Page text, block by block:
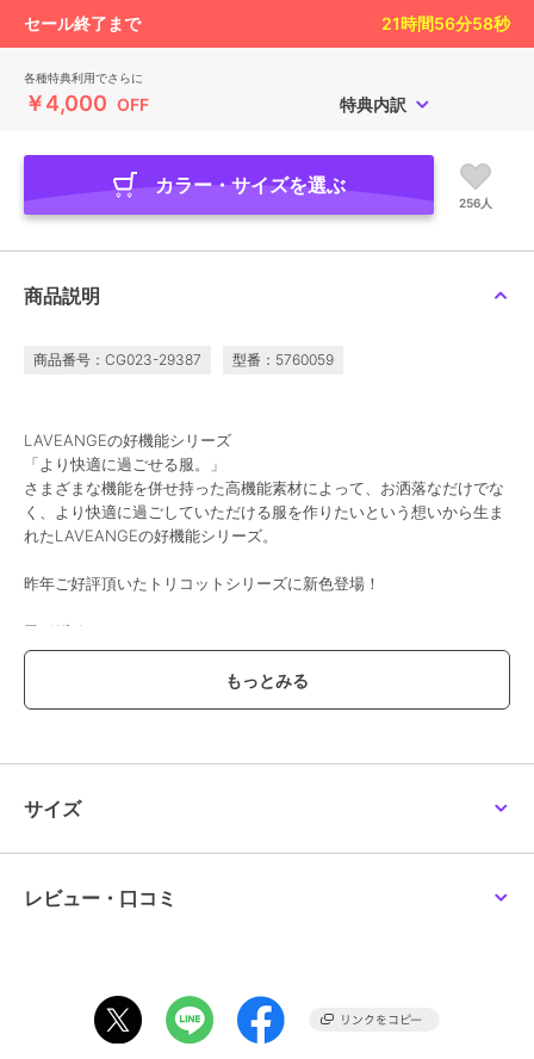
セール終了まで 21時間56分56秒
各種特典利用でさらに
￥4,000 OFF 特典内訳
カラー・サイズを選ぶ
256人
商品説明
商品番号：CG023-29387 型番：5760059
LAVEANGEの好機能シリーズ
「より快適に過ごせる服。」
さまざまな機能を併せ持った高機能素材によって、お洒落なだけでな
く、より快適に過ごしていただける服を作りたいという想いから生ま
れたLAVEANGEの好機能シリーズ。
昨年ご好評頂いたトリコットシリーズに新色登場！
■デザイン
リラックス感のある履き心地ながら、センターシームとゴールドの金
具がアクセントになり、ラフになり過ぎないのがポイント。
ウエストは、リボンコードでサイズ調節が可能です。フロントのセン
■素材
◎接触冷感 機能付き
■コーディネート
サイズ
レビュー・口コミ